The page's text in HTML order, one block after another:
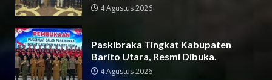
4 Agustus 2026
Paskibraka Tingkat Kabupaten
Barito Utara, Resmi Dibuka.
4 Agustus 2026